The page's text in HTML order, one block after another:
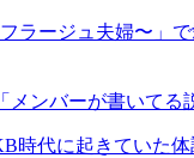
ラージュ夫婦〜」
メンバーが書いて
時代に起きていた